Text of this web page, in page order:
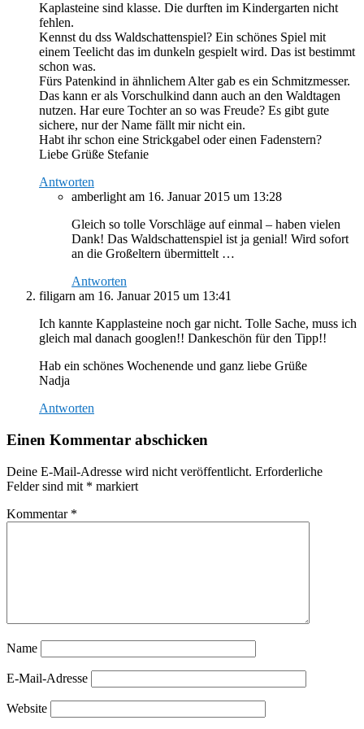
Kaplasteine sind klasse. Die durften im Kindergarten nicht
fehlen.
Kennst du dss Waldschattenspiel? Ein schönes Spiel mit
einem Teelicht das im dunkeln gespielt wird. Das ist bestimmt
schon was.
Fürs Patenkind in ähnlichem Alter gab es ein Schmitzmesser.
Das kann er als Vorschulkind dann auch an den Waldtagen
nutzen. Har eure Tochter an so was Freude? Es gibt gute
sichere, nur der Name fällt mir nicht ein.
Habt ihr schon eine Strickgabel oder einen Fadenstern?
Liebe Grüße Stefanie
Antworten
amberlight am 16. Januar 2015 um 13:28
Gleich so tolle Vorschläge auf einmal – haben vielen
Dank! Das Waldschattenspiel ist ja genial! Wird sofort
an die Großeltern übermittelt …
Antworten
filigarn am 16. Januar 2015 um 13:41
Ich kannte Kapplasteine noch gar nicht. Tolle Sache, muss ich
gleich mal danach googlen!! Dankeschön für den Tipp!!
Hab ein schönes Wochenende und ganz liebe Grüße
Nadja
Antworten
Einen Kommentar abschicken
Deine E-Mail-Adresse wird nicht veröffentlicht. Erforderliche
Felder sind mit * markiert
Kommentar *
Name
E-Mail-Adresse
Website